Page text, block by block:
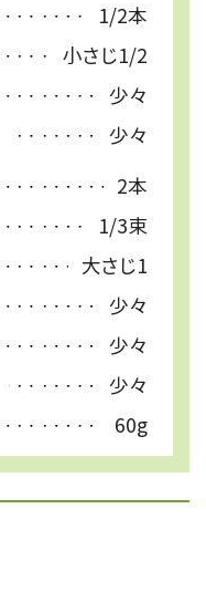
1/2本
小さじ1/2
少々
少々
2本
1/3束
大さじ1
少々
少々
少々
60g